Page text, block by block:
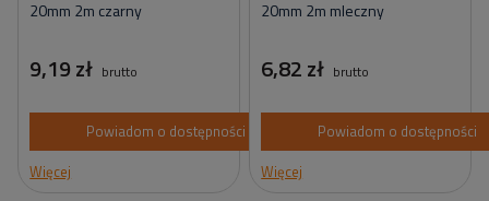
20mm 2m czarny
9,19 zł brutto
Powiadom o dostępności
Więcej
20mm 2m mleczny
6,82 zł brutto
Powiadom o dostępności
Więcej